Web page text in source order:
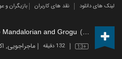
لینک های دانلود نقد های کاربران بازیگران و
Mandalorian and Grogu (2026)
13+ 132 دقیقه ماجراجویی,